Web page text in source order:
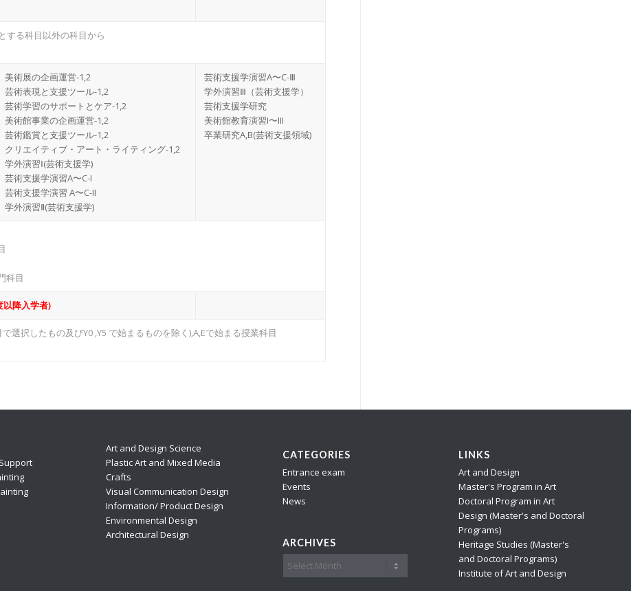
する科目以外の科目から
美術展の企画運営-1,2
芸術表現と支援ツール-1,2
芸術学習のサポートとケア-1,2
美術館事業の企画運営-1,2
芸術鑑賞と支援ツール-1,2
クリエイティブ・アート・ライティング-1,2
学外演習Ⅰ(芸術支援学)
芸術支援学演習A〜C-I
芸術支援学演習 A〜C-II
学外演習Ⅱ(芸術支援学)
芸術支援学演習A〜C-Ⅲ
学外演習Ⅲ（芸術支援学）
芸術支援学研究
美術館教育演習I〜III
卒業研究A,B(芸術支援領域)
科目
以降入学者)
選択したもの及びY0 ,Y5 で始まるものを除く),A,Eで始まる授業科目
Art and Design Science
Plastic Art and Mixed Media
Crafts
Visual Communication Design
Information/ Product Design
Environmental Design
Architectural Design
CATEGORIES
Entrance exam
Events
News
ARCHIVES
LINKS
Art and Design
Master's Program in Art
Doctoral Program in Art
Design (Master's and Doctoral
Programs)
Heritage Studies (Master's
and Doctoral Programs)
Institute of Art and Design